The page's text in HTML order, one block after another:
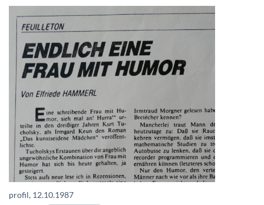
profil, 12.10.1987